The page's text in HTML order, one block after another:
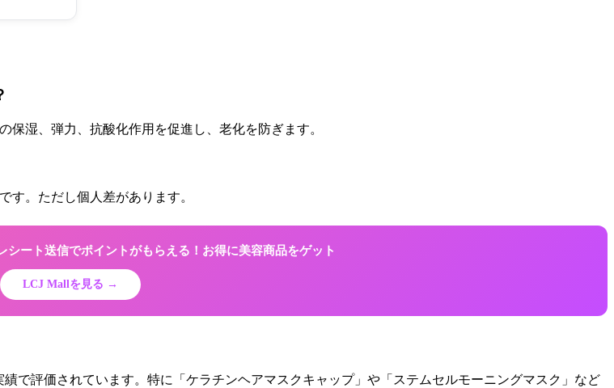
湿、弾力、抗酸化作用を促進し、老化を防ぎます。
す。ただし個人差があります。
ート送信でポイントがもらえる！お得に美容商品をゲット
LCJ Mallを見る →
績で評価されています。特に「ケラチンヘアマスクキャップ」や「ステムセルモーニングマスク」など